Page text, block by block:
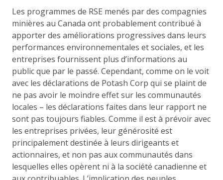
Les programmes de RSE menés par des compagnies
minières au Canada ont probablement contribué à
apporter des améliorations progressives dans leurs
performances environnementales et sociales, et les
entreprises fournissent plus d’informations au
public que par le passé. Cependant, comme on le voit
avec les déclarations de Potash Corp qui se plaint de
ne pas avoir le moindre effet sur les communautés
locales – les déclarations faites dans leur rapport ne
sont pas toujours fiables. Comme il est à prévoir avec
les entreprises privées, leur générosité est
principalement destinée à leurs dirigeants et
actionnaires, et non pas aux communautés dans
lesquelles elles opèrent ni à la société canadienne et